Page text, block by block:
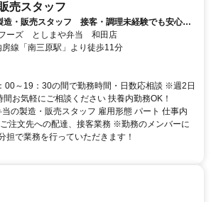
売スタッフ
・販売スタッフ 接客・調理未経験でも安心～
が実現できます～
ーズ としまや弁当 和田店
線「南三原駅」より徒歩11分
00～19：30の間で勤務時間・日数応相談 ※週2日
間お気軽にご相談ください 扶養内勤務OK！
の製造・販売スタッフ 雇用形態 パート 仕事内
注文先への配達、接客業務 ※勤務のメンバーに
担で業務を行っていただきます！